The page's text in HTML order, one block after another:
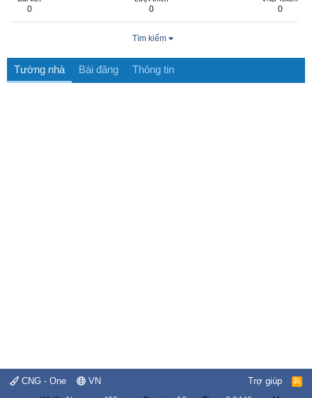
0 0 0
Tìm kiếm
Tường nhà Bài đăng Thông tin
CNG - One VN Trợ giúp
R